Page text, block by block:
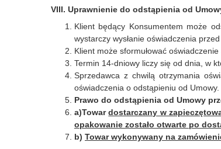
VIII. Uprawnienie do odstąpienia od
Klient będący Konsumentem może
wystarczy wysłanie oświadczenia przed
Klient może sformułować
Termin 14-dniowy liczy się od dnia, w
Sprzedawca z chwilą otrzymania
oświadczenia o odstąpieniu od Umowy.
Prawo do odstąpienia od Umowy
a)Towardostarczany w
opakowanie zostało otwarte po
b) Towar wykonywany na